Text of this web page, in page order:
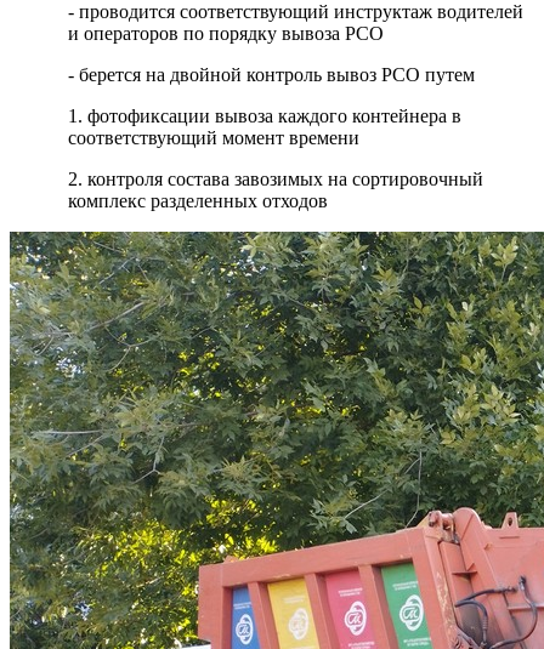
- проводится соответствующий инструктаж водителей
и операторов по порядку вывоза РСО
- берется на двойной контроль вывоз РСО путем
1. фотофиксации вывоза каждого контейнера в
соответствующий момент времени
2. контроля состава завозимых на сортировочный
комплекс разделенных отходов